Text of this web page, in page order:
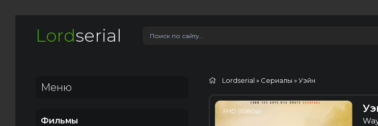
Lordserial
Меню
Фильмы
Lordserial » Сериалы » Уэйн
FHD (1080p)